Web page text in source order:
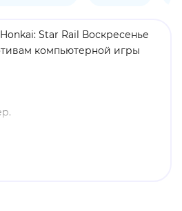
Star Rail Воскресенье
компьютерной игры
лицензированный